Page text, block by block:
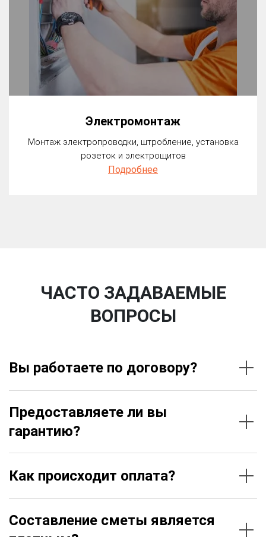
Электромонтаж
Монтаж электропроводки, штробление, установка
розеток и электрощитов
Подробнее
ЧАСТО ЗАДАВАЕМЫЕ
ВОПРОСЫ
Вы работаете по договору?
Предоставляете ли вы
гарантию?
Как происходит оплата?
Составление сметы является